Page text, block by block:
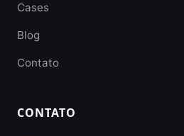
Cases
Blog
Contato
CONTATO